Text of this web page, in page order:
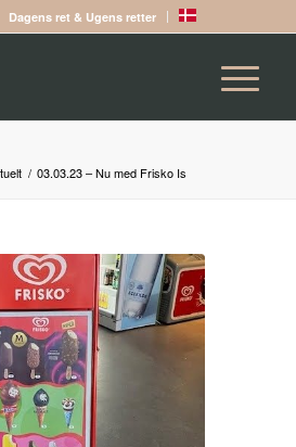
Dagens ret & Ugens retter
/ 03.03.23 – Nu med Frisko Is